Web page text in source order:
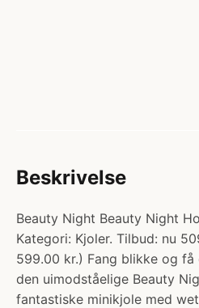
Beskrivelse
Beauty Night Beauty Night
Kategori: Kjoler. Tilbud: nu
599.00 kr.) Fang blikke og
den uimodståelige Beauty
fantastiske minikjole med